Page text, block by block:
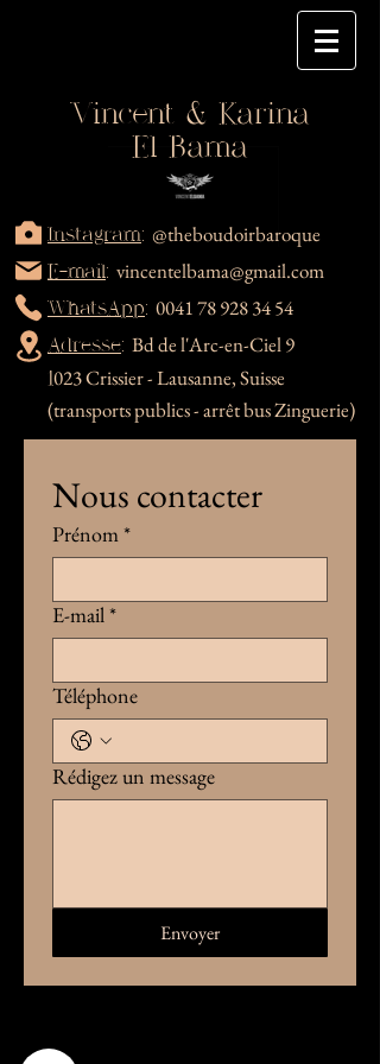
Vincent & Karina
El Bama
Instagram: @theboudoirbaroque
E-mail : vincentelbama@gmail.com
WhatsApp: 0041 78 928 34 54
Adresse: Bd de l'Arc-en-Ciel 9
1023 Crissier -Lausanne,Suisse
(transports publics - arrêt bus Zinguerie)
Nous contacter
Prénom*
E-mail*
Téléphone
Rédigez un message
Envoyer